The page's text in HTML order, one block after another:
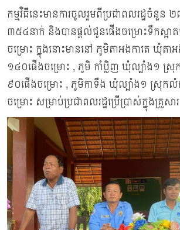
កម្មវិធីនេះមានការចូលរួមពីប្រជាពលរដ្ឋចំនួន
៣៥៤នាក់ និងបានផ្តល់ជូនផើងចម្រោះទឹកស្អ
ចម្រោះ ក្នុងនោះមាននៅ ភូមិតាអងកាតេ ឃុំត
១៤០ផើងចម្រោះ , ភូមិ កាំប្លិញ ឃុំល្បាំង១ ស្
៩០ផើងចម្រោះ , ភូមិកាទឹង ឃុំល្បាំង១ ស្រុក
ចម្រោះ សម្រាប់ប្រជាពលរដ្ឋប្រើប្រាស់ក្នុងគ្រួសា